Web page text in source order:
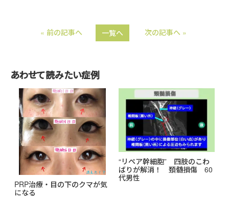
e
o
o
k
« 前の記事へ 一覧へ 次の記事へ »
あわせて読みたい症例
PRP治療・目の下のクマが気
になる
“リペア幹細胞” 四肢のこわ
ばりが解消！ 頚髄損傷 60
代男性